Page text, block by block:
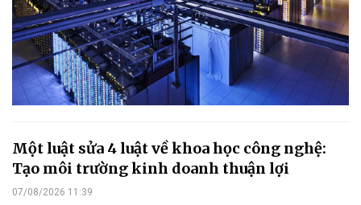
Một luật sửa 4 luật về khoa học công nghệ:
Tạo môi trường kinh doanh thuận lợi
07/08/2026 11:39